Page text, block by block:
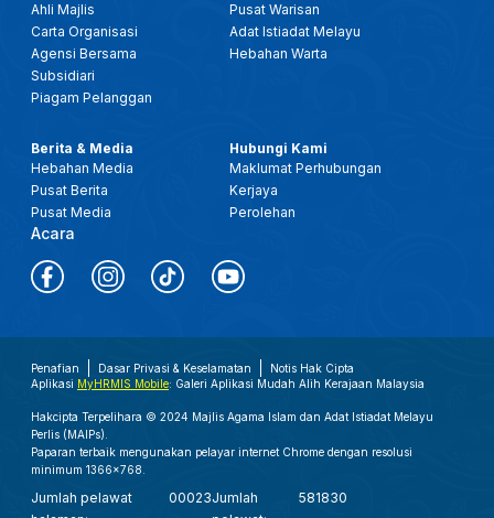
Ahli Majlis
Carta Organisasi
Agensi Bersama
Subsidiari
Piagam Pelanggan
Pusat Warisan
Adat Istiadat Melayu
Hebahan Warta
Berita & Media
Hebahan Media
Pusat Berita
Pusat Media
Acara
Hubungi Kami
Maklumat Perhubungan
Kerjaya
Perolehan
Penafian Dasar Privasi & Keselamatan
Notis Hak Cipta
Aplikasi MyHRMIS Mobile: Galeri Aplikasi Mudah Alih Kerajaan Malaysia
Hakcipta Terpelihara © 2024 Majlis Agama Islam dan Adat Istiadat Melayu
Perlis (MAIPs).
Paparan terbaik mengunakan pelayar internet Chrome dengan resolusi
minimum 1366x768.
Jumlah pelawat
00023Jumlah
581830